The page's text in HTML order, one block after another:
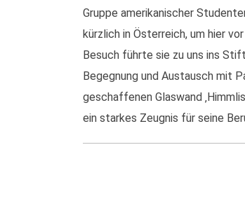
Gruppe amerikanischer
kürzlich in Österreich, um hier
Besuch führte sie zu uns ins
Begegnung und Austausch mit
geschaffenen Glaswand
ein starkes Zeugnis für seine